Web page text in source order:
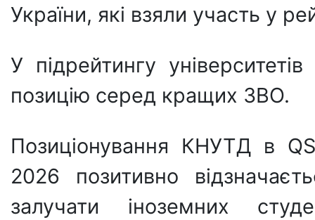
України, які взяли участь у
У підрейтингу
позицію серед кращих ЗВО.
Позиціонування КНУТД в
2026 позитивно
залучати іноземних